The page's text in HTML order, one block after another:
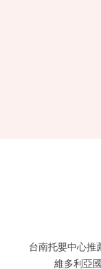
台南托嬰中心推
維多利亞